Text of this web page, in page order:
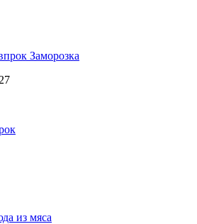
Заморозка
из мяса